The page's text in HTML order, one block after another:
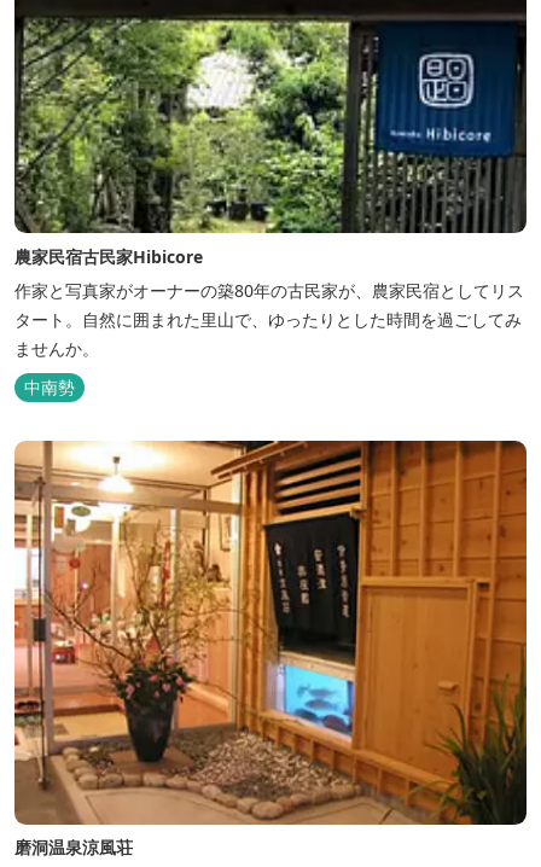
農家民宿古民家Hibicore
作家と写真家がオーナーの築80年の古民家が、農家民宿としてリス
タート。自然に囲まれた里山で、ゆったりとした時間を過ごしてみ
ませんか。
中南勢
磨洞温泉涼風荘